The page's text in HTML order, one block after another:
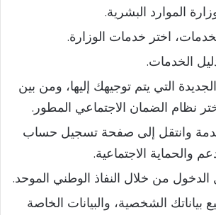
الموارد البشرية.
اختر خدمات الوزارة.
الخدمات.
التي يتم توجيهك إليها، ومن بين
نظام الضمان الاجتماعي المطور.
وانتقل إلى صفحة تسجيل حساب
والحماية الاجتماعية.
من خلال النفاذ الوطني الموحد.
بياناتك الشخصية، والبيانات الخاصة